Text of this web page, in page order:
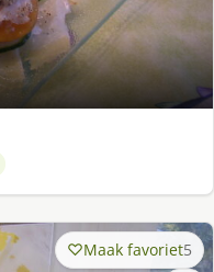
Maak favoriet5